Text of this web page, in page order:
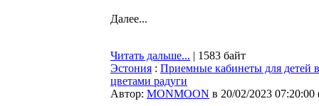
Далее...
Читать дальше... | 1583 байт
Эстония : Приемные кабинеты для детей
цветами радуги
Автор: MONMOON в 20/02/2023 07:20:00